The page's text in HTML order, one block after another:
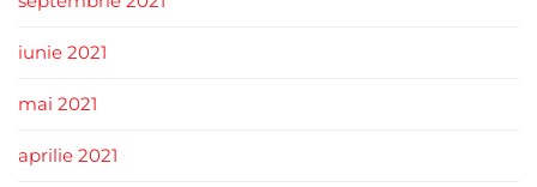
iunie 2021
mai 2021
aprilie 2021